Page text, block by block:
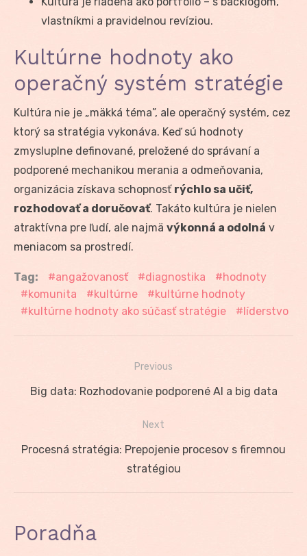
vlastníkmi a pravidelnou revíziou.
Kultúrne hodnoty ako
operačný systém stratégie
Kultúra nie je „mäkká téma”, ale operačný systém, cez
ktorý sa stratégia vykonáva. Keď sú hodnoty
zmysluplne definované, preložené do správaní a
podporené mechanikou merania a odmeňovania,
organizácia získava schopnosť rýchlo sa učiť,
rozhodovať a doručovať. Takáto kultúra je nielen
atraktívna pre ľudí, ale najmä výkonná a odolná v
meniacom sa prostredí.
Tag: angažovanosť diagnostika
hodnoty
komunita
kultúrne
kultúrne hodnoty
kultúrne hodnoty ako súčasť stratégie
líderstvo
Navigácia
Previous
Previous
Big data: Rozhodovanie podporené AI a big data
Next
Next
Procesná stratégia: Prepojenie procesov s firemnou
stratégiou
Poradňa